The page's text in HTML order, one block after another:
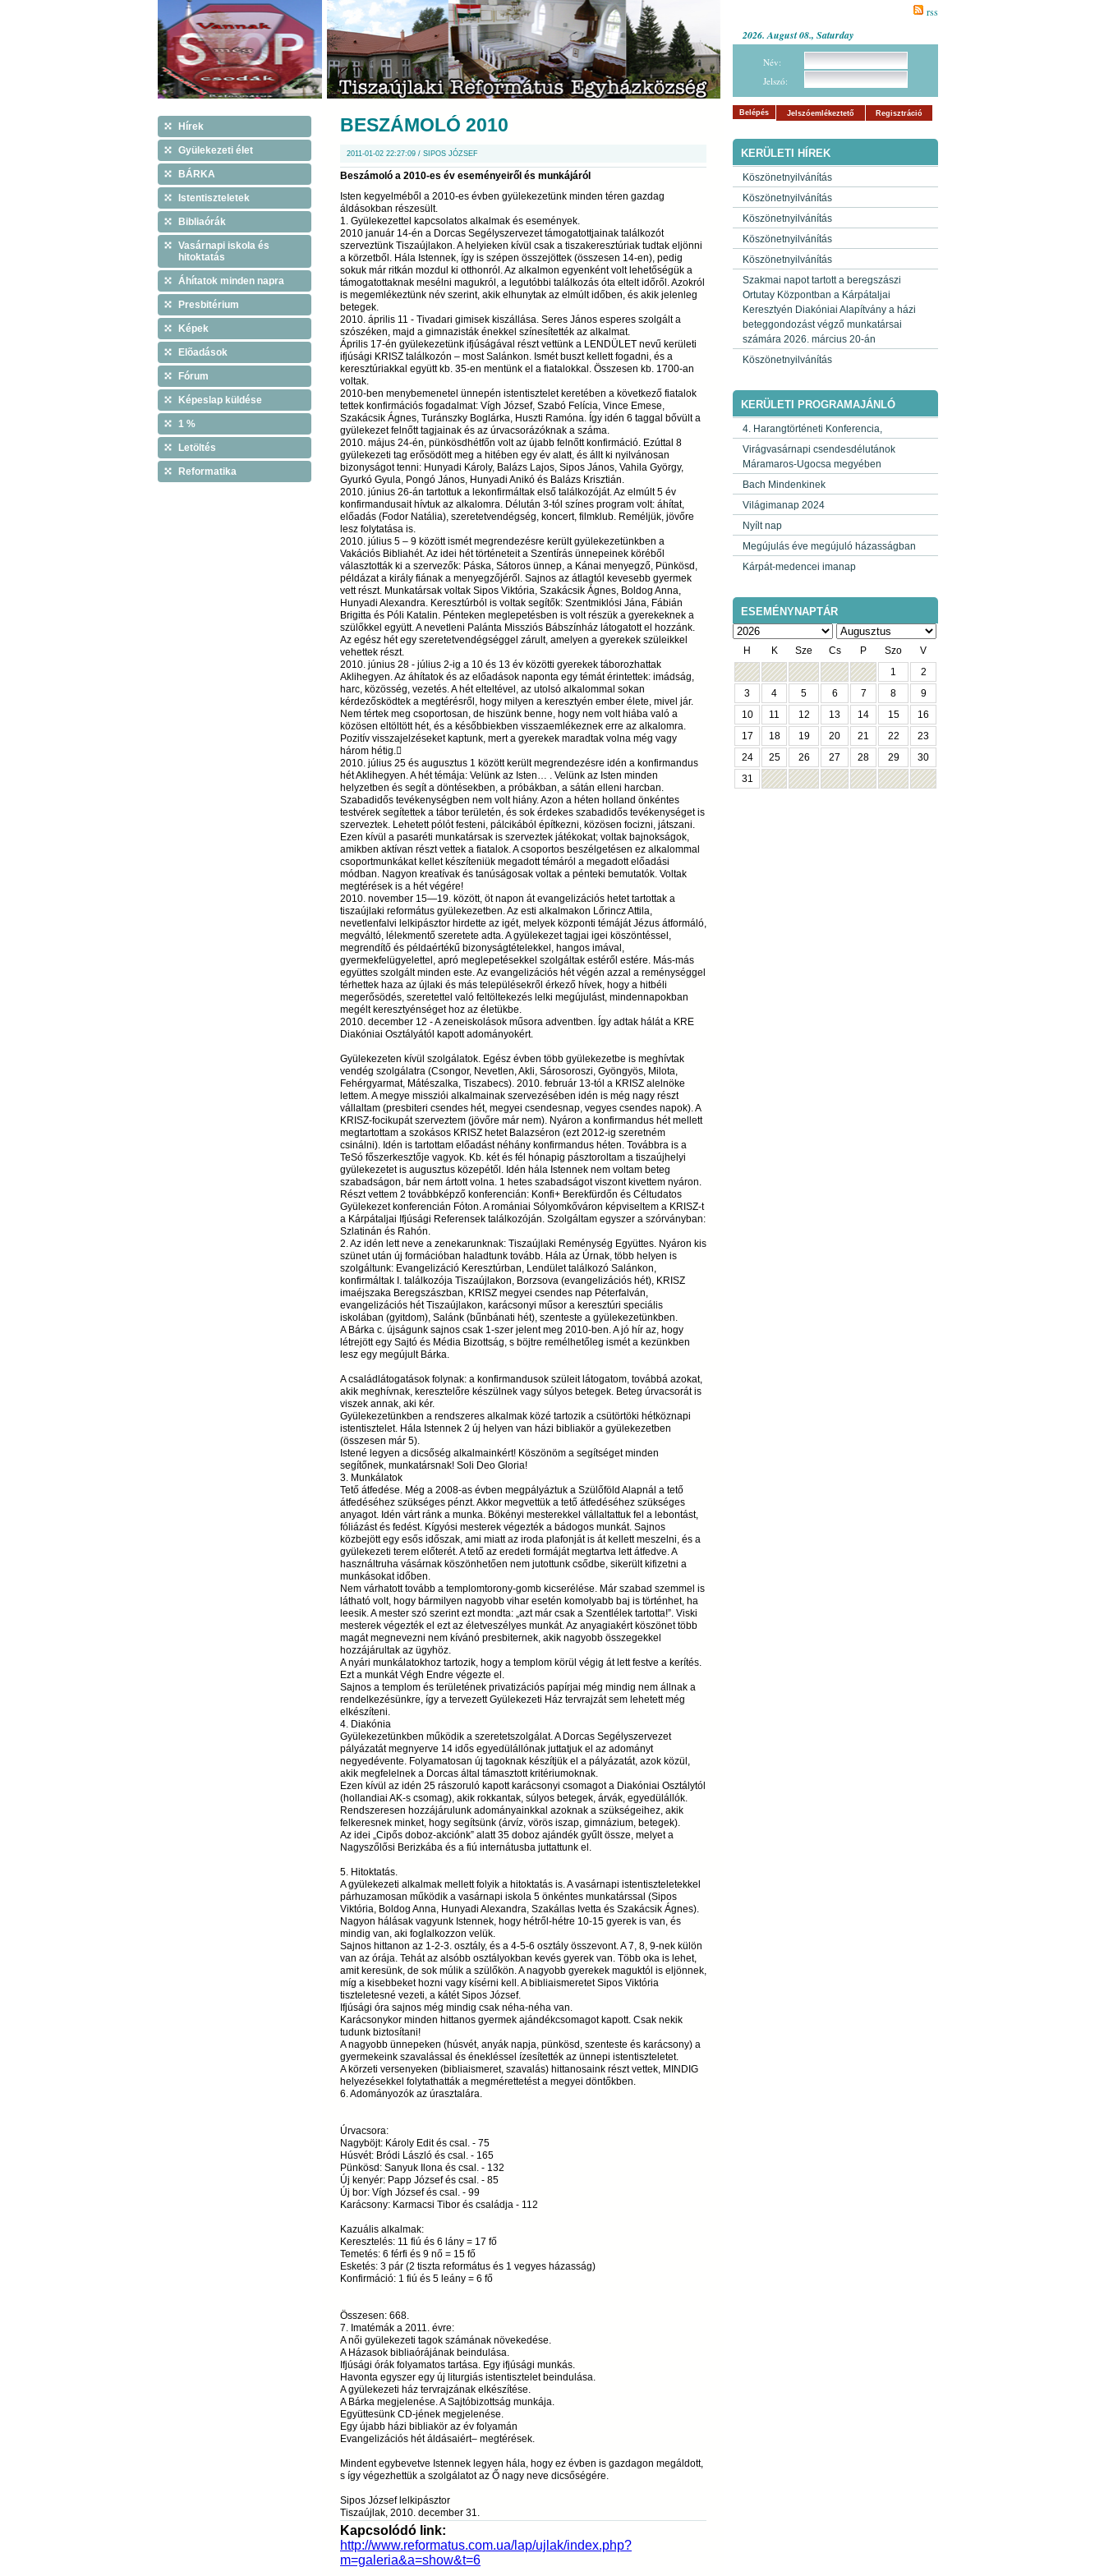
Hírek
Gyülekezeti élet
BÁRKA
Istentiszteletek
Bibliaórák
Vasárnapi iskola és
hitoktatás
Áhítatok minden napra
Presbitérium
Képek
Elõadások
Fórum
Képeslap küldése
1 %
Letöltés
Reformatika
BESZÁMOLÓ 2010
2011-01-02 22:27:09 / SIPOS JÓZSEF
Beszámoló a 2010-es év eseményeiről és munkájáról
Isten kegyelméből a 2010-es évben gyülekezetünk minden téren gazdag
áldásokban részesült.
1. Gyülekezettel kapcsolatos alkalmak és események.
2010 január 14-én a Dorcas Segélyszervezet támogatottjainak találkozót
szerveztünk Tiszaújlakon. A helyieken kívül csak a tiszakeresztúriak tudtak eljönni
a körzetből. Hála Istennek, így is szépen összejöttek (összesen 14-en), pedig
sokuk már ritkán mozdul ki otthonról. Az alkalmon egyenként volt lehetőségük a
támogatottaknak mesélni magukról, a legutóbbi találkozás óta eltelt időről. Azokról
is megemlékeztünk név szerint, akik elhunytak az elmúlt időben, és akik jelenleg
betegek.
2010. április 11 - Tivadari gimisek kiszállása. Seres János esperes szolgált a
szószéken, majd a gimnazisták énekkel színesítették az alkalmat.
Április 17-én gyülekezetünk ifjúságával részt vettünk a LENDÜLET nevű kerületi
ifjúsági KRISZ találkozón – most Salánkon. Ismét buszt kellett fogadni, és a
keresztúriakkal együtt kb. 35-en mentünk el a fiatalokkal. Összesen kb. 1700-an
voltak.
2010-ben menybemenetel ünnepén istentisztelet keretében a következő fiatalok
tettek konfirmációs fogadalmat: Vígh József, Szabó Felícia, Vince Emese,
Szakácsik Ágnes, Turánszky Boglárka, Huszti Ramóna. Így idén 6 taggal bővült a
gyülekezet felnőtt tagjainak és az úrvacsorázóknak a száma.
2010. május 24-én, pünkösdhétfőn volt az újabb felnőtt konfirmáció. Ezúttal 8
gyülekezeti tag erősödött meg a hitében egy év alatt, és állt ki nyilvánosan
bizonyságot tenni: Hunyadi Károly, Balázs Lajos, Sipos János, Vahila György,
Gyurkó Gyula, Pongó János, Hunyadi Anikó és Balázs Krisztián.
2010. június 26-án tartottuk a lekonfirmáltak első találkozóját. Az elmúlt 5 év
konfirmandusait hívtuk az alkalomra. Délután 3-tól színes program volt: áhítat,
előadás (Fodor Natália), szeretetvendégség, koncert, filmklub. Reméljük, jövőre
lesz folytatása is.
2010. július 5 – 9 között ismét megrendezésre került gyülekezetünkben a
Vakációs Bibliahét. Az idei hét történeteit a Szentírás ünnepeinek köréből
választották ki a szervezők: Páska, Sátoros ünnep, a Kánai menyegző, Pünkösd,
példázat a király fiának a menyegzőjéről. Sajnos az átlagtól kevesebb gyermek
vett részt. Munkatársak voltak Sipos Viktória, Szakácsik Ágnes, Boldog Anna,
Hunyadi Alexandra. Keresztúrból is voltak segítők: Szentmiklósi Jána, Fábián
Brigitta és Póli Katalin. Pénteken meglepetésben is volt részük a gyerekeknek a
szülőkkel együtt. A nevetleni Palánta Missziós Bábszínház látogatott el hozzánk.
Az egész hét egy szeretetvendégséggel zárult, amelyen a gyerekek szüleikkel
vehettek részt.
2010. június 28 - július 2-ig a 10 és 13 év közötti gyerekek táborozhattak
Aklihegyen. Az áhítatok és az előadások naponta egy témát érintettek: imádság,
harc, közösség, vezetés. A hét elteltével, az utolsó alkalommal sokan
kérdezősködtek a megtérésről, hogy milyen a keresztyén ember élete, mivel jár.
Nem tértek meg csoportosan, de hiszünk benne, hogy nem volt hiába való a
közösen eltöltött hét, és a későbbiekben visszaemlékeznek erre az alkalomra.
Pozitív visszajelzéseket kaptunk, mert a gyerekek maradtak volna még vagy
három hétig.
2010. július 25 és augusztus 1 között került megrendezésre idén a konfirmandus
hét Aklihegyen. A hét témája: Velünk az Isten… . Velünk az Isten minden
helyzetben és segít a döntésekben, a próbákban, a sátán elleni harcban.
Szabadidős tevékenységben nem volt hiány. Azon a héten holland önkéntes
testvérek segítettek a tábor területén, és sok érdekes szabadidős tevékenységet is
szerveztek. Lehetett pólót festeni, pálcikából építkezni, közösen focizni, játszani.
Ezen kívül a pasaréti munkatársak is szerveztek játékokat; voltak bajnokságok,
amikben aktívan részt vettek a fiatalok. A csoportos beszélgetésen ez alkalommal
csoportmunkákat kellet készíteniük megadott témáról a megadott előadási
módban. Nagyon kreatívak és tanúságosak voltak a pénteki bemutatók. Voltak
megtérések is a hét végére!
2010. november 15—19. között, öt napon át evangelizációs hetet tartottak a
tiszaújlaki református gyülekezetben. Az esti alkalmakon Lőrincz Attila,
nevetlenfalvi lelkipásztor hirdette az igét, melyek központi témáját Jézus átformáló,
megváltó, lélekmentő szeretete adta. A gyülekezet tagjai igei köszöntéssel,
megrendítő és példaértékű bizonyságtételekkel, hangos imával,
gyermekfelügyelettel, apró meglepetésekkel szolgáltak estéről estére. Más-más
együttes szolgált minden este. Az evangelizációs hét végén azzal a reménységgel
térhettek haza az újlaki és más településekről érkező hívek, hogy a hitbéli
megerősödés, szeretettel való feltöltekezés lelki megújulást, mindennapokban
megélt keresztyénséget hoz az életükbe.
2010. december 12 - A zeneiskolások műsora adventben. Így adtak hálát a KRE
Diakóniai Osztályától kapott adományokért.
Gyülekezeten kívül szolgálatok. Egész évben több gyülekezetbe is meghívtak
vendég szolgálatra (Csongor, Nevetlen, Akli, Sárosoroszi, Gyöngyös, Milota,
Fehérgyarmat, Mátészalka, Tiszabecs). 2010. február 13-tól a KRISZ alelnöke
lettem. A megye missziói alkalmainak szervezésében idén is még nagy részt
vállaltam (presbiteri csendes hét, megyei csendesnap, vegyes csendes napok). A
KRISZ-focikupát szerveztem (jövőre már nem). Nyáron a konfirmandus hét mellett
megtartottam a szokásos KRISZ hetet Balazséron (ezt 2012-ig szeretném
csinálni). Idén is tartottam előadást néhány konfirmandus héten. Továbbra is a
TeSó főszerkesztője vagyok. Kb. két és fél hónapig pásztoroltam a tiszaújhelyi
gyülekezetet is augusztus közepétől. Idén hála Istennek nem voltam beteg
szabadságon, bár nem ártott volna. 1 hetes szabadságot viszont kivettem nyáron.
Részt vettem 2 továbbképző konferencián: Konfi+ Berekfürdőn és Céltudatos
Gyülekezet konferencián Fóton. A romániai Sólyomkőváron képviseltem a KRISZ-t
a Kárpátaljai Ifjúsági Referensek találkozóján. Szolgáltam egyszer a szórványban:
Szlatinán és Rahón.
2. Az idén lett neve a zenekarunknak: Tiszaújlaki Reménység Együttes. Nyáron kis
szünet után új formációban haladtunk tovább. Hála az Úrnak, több helyen is
szolgáltunk: Evangelizáció Keresztúrban, Lendület találkozó Salánkon,
konfirmáltak I. találkozója Tiszaújlakon, Borzsova (evangelizációs hét), KRISZ
imaéjszaka Beregszászban, KRISZ megyei csendes nap Péterfalván,
evangelizációs hét Tiszaújlakon, karácsonyi műsor a keresztúri speciális
iskolában (gyitdom), Salánk (bűnbánati hét), szenteste a gyülekezetünkben.
A Bárka c. újságunk sajnos csak 1-szer jelent meg 2010-ben. A jó hír az, hogy
létrejött egy Sajtó és Média Bizottság, s böjtre remélhetőleg ismét a kezünkben
lesz egy megújult Bárka.
A családlátogatások folynak: a konfirmandusok szüleit látogatom, továbbá azokat,
akik meghívnak, keresztelőre készülnek vagy súlyos betegek. Beteg úrvacsorát is
viszek annak, aki kér.
Gyülekezetünkben a rendszeres alkalmak közé tartozik a csütörtöki hétköznapi
istentisztelet. Hála Istennek 2 új helyen van házi bibliakör a gyülekezetben
(összesen már 5).
Istené legyen a dicsőség alkalmainkért! Köszönöm a segítséget minden
segítőnek, munkatársnak! Soli Deo Gloria!
3. Munkálatok
Tető átfedése. Még a 2008-as évben megpályáztuk a Szülőföld Alapnál a tető
átfedéséhez szükséges pénzt. Akkor megvettük a tető átfedéséhez szükséges
anyagot. Idén várt ránk a munka. Bökényi mesterekkel vállaltattuk fel a lebontást,
fóliázást és fedést. Kígyósi mesterek végezték a bádogos munkát. Sajnos
közbejött egy esős időszak, ami miatt az iroda plafonját is át kellett meszelni, és a
gyülekezeti terem előterét. A tető az eredeti formáját megtartva lett átfedve. A
használtruha vásárnak köszönhetően nem jutottunk csődbe, sikerült kifizetni a
munkásokat időben.
Nem várhatott tovább a templomtorony-gomb kicserélése. Már szabad szemmel is
látható volt, hogy bármilyen nagyobb vihar esetén komolyabb baj is történhet, ha
leesik. A mester szó szerint ezt mondta: „azt már csak a Szentlélek tartotta!”. Viski
mesterek végezték el ezt az életveszélyes munkát. Az anyagiakért köszönet több
magát megnevezni nem kívánó presbiternek, akik nagyobb összegekkel
hozzájárultak az ügyhöz.
A nyári munkálatokhoz tartozik, hogy a templom körül végig át lett festve a kerítés.
Ezt a munkát Végh Endre végezte el.
Sajnos a templom és területének privatizációs papírjai még mindig nem állnak a
rendelkezésünkre, így a tervezett Gyülekezeti Ház tervrajzát sem lehetett még
elkészíteni.
4. Diakónia
Gyülekezetünkben működik a szeretetszolgálat. A Dorcas Segélyszervezet
pályázatát megnyerve 14 idős egyedülállónak juttatjuk el az adományt
negyedévente. Folyamatosan új tagoknak készítjük el a pályázatát, azok közül,
akik megfelelnek a Dorcas által támasztott kritériumoknak.
Ezen kívül az idén 25 rászoruló kapott karácsonyi csomagot a Diakóniai Osztálytól
(hollandiai AK-s csomag), akik rokkantak, súlyos betegek, árvák, egyedülállók.
Rendszeresen hozzájárulunk adományainkkal azoknak a szükségeihez, akik
felkeresnek minket, hogy segítsünk (árvíz, vörös iszap, gimnázium, betegek).
Az idei „Cipős doboz-akciónk” alatt 35 doboz ajándék gyűlt össze, melyet a
Nagyszőlősi Berizkába és a fiú internátusba juttattunk el.
5. Hitoktatás.
A gyülekezeti alkalmak mellett folyik a hitoktatás is. A vasárnapi istentiszteletekkel
párhuzamosan működik a vasárnapi iskola 5 önkéntes munkatárssal (Sipos
Viktória, Boldog Anna, Hunyadi Alexandra, Szakállas Ivetta és Szakácsik Ágnes).
Nagyon hálásak vagyunk Istennek, hogy hétről-hétre 10-15 gyerek is van, és
mindig van, aki foglalkozzon velük.
Sajnos hittanon az 1-2-3. osztály, és a 4-5-6 osztály összevont. A 7, 8, 9-nek külön
van az órája. Tehát az alsóbb osztályokban kevés gyerek van. Több oka is lehet,
amit keresünk, de sok múlik a szülőkön. A nagyobb gyerekek maguktól is eljönnek,
míg a kisebbeket hozni vagy kísérni kell. A bibliaismeretet Sipos Viktória
tiszteletesné vezeti, a kátét Sipos József.
Ifjúsági óra sajnos még mindig csak néha-néha van.
Karácsonykor minden hittanos gyermek ajándékcsomagot kapott. Csak nekik
tudunk biztosítani!
A nagyobb ünnepeken (húsvét, anyák napja, pünkösd, szenteste és karácsony) a
gyermekeink szavalással és énekléssel ízesítették az ünnepi istentiszteletet.
A körzeti versenyeken (bibliaismeret, szavalás) hittanosaink részt vettek, MINDIG
helyezésekkel folytathatták a megmérettetést a megyei döntőkben.
6. Adományozók az úrasztalára.
Úrvacsora:
Nagyböjt: Károly Edit és csal. - 75
Húsvét: Bródi László és csal. - 165
Pünkösd: Sanyuk Ilona és csal. - 132
Új kenyér: Papp József és csal. - 85
Új bor: Vígh József és csal. - 99
Karácsony: Karmacsi Tibor és családja - 112
Kazuális alkalmak:
Keresztelés: 11 fiú és 6 lány = 17 fő
Temetés: 6 férfi és 9 nő = 15 fő
Esketés: 3 pár (2 tiszta református és 1 vegyes házasság)
Konfirmáció: 1 fiú és 5 leány = 6 fő
Összesen: 668.
7. Imatémák a 2011. évre:
A női gyülekezeti tagok számának növekedése.
A Házasok bibliaórájának beindulása.
Ifjúsági órák folyamatos tartása. Egy ifjúsági munkás.
Havonta egyszer egy új liturgiás istentisztelet beindulása.
A gyülekezeti ház tervrajzának elkészítése.
A Bárka megjelenése. A Sajtóbizottság munkája.
Együttesünk CD-jének megjelenése.
Egy újabb házi bibliakör az év folyamán
Evangelizációs hét áldásaiért– megtérések.
Mindent egybevetve Istennek legyen hála, hogy ez évben is gazdagon megáldott,
s így végezhettük a szolgálatot az Ő nagy neve dicsőségére.
Sipos József lelkipásztor
Tiszaújlak, 2010. december 31.
Kapcsolódó link:
http://www.reformatus.com.ua/lap/ujlak/index.php?
m=galeria&a=show&t=6
rss
2026. August 08., Saturday
Név:
Jelszó:
Belépés Jelszóemlékeztető Regisztráció
KERÜLETI HÍREK
Köszönetnyilvánítás
Köszönetnyilvánítás
Köszönetnyilvánítás
Köszönetnyilvánítás
Köszönetnyilvánítás
Szakmai napot tartott a beregszászi
Ortutay Központban a Kárpátaljai
Keresztyén Diakóniai Alapítvány a házi
beteggondozást végző munkatársai
számára 2026. március 20-án
Köszönetnyilvánítás
KERÜLETI PROGRAMAJÁNLÓ
4. Harangtörténeti Konferencia,
Virágvasárnapi csendesdélutánok
Máramaros-Ugocsa megyében
Bach Mindenkinek
Világimanap 2024
Nyílt nap
Megújulás éve megújuló házasságban
Kárpát-medencei imanap
ESEMÉNYNAPTÁR
H K Sze Cs P Szo
V
1
2
3
4 5 6 7 8
9
10
11 12 13 14 15
16
17
18 19 20 21 22
23
24
25 26 27 28 29
30
31